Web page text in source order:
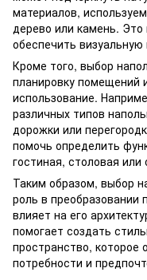
материалов,
дерево или камень.
обеспечить
Кроме того, выбор
планировку помещений
использование.
различных типов
дорожки или
помочь определить
гостиная, столовая или
Таким образом, выбор
роль в преобразовании
влияет на его
помогает создать
пространство, которое
потребности и